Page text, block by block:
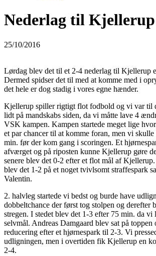
Nederlag til Kjellerup
25/10/2016
Lørdag blev det til et 2-4 nederlag til Kjellerup
Dermed spidser det til med at komme med i
det hele er dog stadig i vores egne hænder.
Kjellerup spiller rigtigt flot fodbold og vi var til
lidt på mandskabs siden, da vi måtte lave 4
VSK kampen. Kampen startede meget lige
et par chancer til at komme foran, men vi
min. før der kom gang i scoringen. Et
afværget og på riposten kunne Kjellerup gøre
senere blev det 0-2 efter et flot mål af
blev det 1-2 på et noget tvivlsomt straffespark
Valentin.
2. halvleg startede vi bedst og burde have
dobbeltchance der først tog stolpen og derefter
stregen. I stedet blev det 1-3 efter 75 min. da vi
selvmål. Andreas Damgaard blev sat på toppen
reducering efter et hjørnespark til 2-3. Vi
udligningen, men i overtiden fik Kjellerup en
2-4.